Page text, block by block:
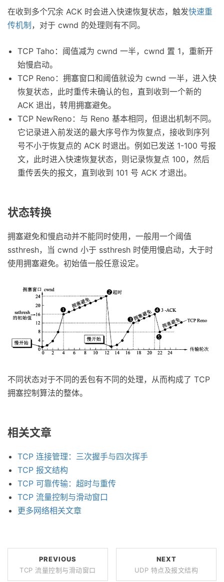
在收到多个冗余 ACK 时会进入快速恢复状态，触发快速重
传机制，对于 cwnd 的处理则有不同。
TCP Taho：阈值减为 cwnd 一半，cwnd 置 1，重新开
始慢启动。
TCP Reno：拥塞窗口和阈值就设为 cwnd 一半，进入快
恢复状态，此时重传未确认的包，直到收到一个新的
ACK 退出，转用拥塞避免。
TCP NewReno：与 Reno 基本相同，但退出机制不同。
它记录进入前发送的最大序号作为恢复点，接收到序列
号不小于恢复点的 ACK 时退出。例如已发送 1-100 号报
文，此时进入快速恢复状态，则记录恢复点 100，然后
重传丢失的报文，直到收到 101 号 ACK 才退出。
状态转换
拥塞避免和慢启动并不能同时使用，一般用一个阈值
ssthresh，当 cwnd 小于 ssthresh 时使用慢启动，大于时
使用拥塞避免。初始值一般任意设定。
不同状态对于不同的丢包有不同的处理，从而构成了 TCP
拥塞控制算法的整体。
相关文章
TCP 连接管理：三次握手与四次挥手
TCP 报文结构
TCP 可靠传输：超时与重传
TCP 流量控制与滑动窗口
更多网络相关文章
PREVIOUS
TCP 流量控制与滑动窗口
NEXT
UDP 特点及报文结构